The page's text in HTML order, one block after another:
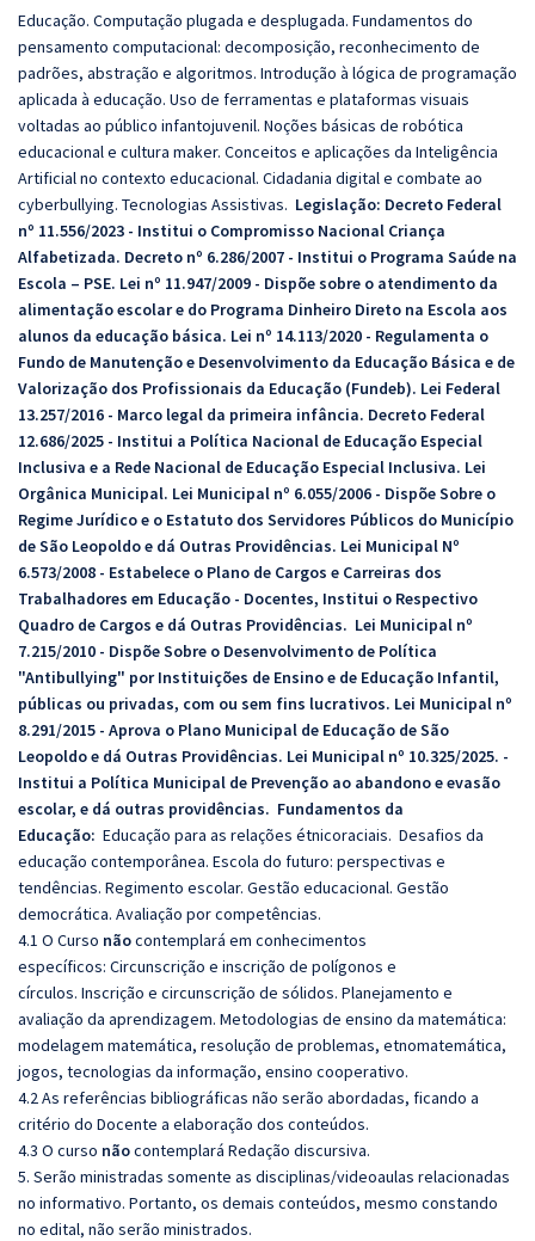
Educação. Computação plugada e desplugada. Fundamentos do
pensamento computacional: decomposição, reconhecimento de
padrões, abstração e algoritmos. Introdução à lógica de programação
aplicada à educação. Uso de ferramentas e plataformas visuais
voltadas ao público infantojuvenil. Noções básicas de robótica
educacional e cultura maker. Conceitos e aplicações da Inteligência
Artificial no contexto educacional. Cidadania digital e combate ao
cyberbullying. Tecnologias Assistivas. Legislação: Decreto Federal
nº 11.556/2023 - Institui o Compromisso Nacional Criança
Alfabetizada. Decreto nº 6.286/2007 - Institui o Programa Saúde na
Escola – PSE. Lei nº 11.947/2009 - Dispõe sobre o atendimento da
alimentação escolar e do Programa Dinheiro Direto na Escola aos
alunos da educação básica. Lei nº 14.113/2020 - Regulamenta o
Fundo de Manutenção e Desenvolvimento da Educação Básica e de
Valorização dos Profissionais da Educação (Fundeb). Lei Federal
13.257/2016 - Marco legal da primeira infância. Decreto Federal
12.686/2025 - Institui a Política Nacional de Educação Especial
Inclusiva e a Rede Nacional de Educação Especial Inclusiva. Lei
Orgânica Municipal. Lei Municipal nº 6.055/2006 - Dispõe Sobre o
Regime Jurídico e o Estatuto dos Servidores Públicos do Município
de São Leopoldo e dá Outras Providências. Lei Municipal Nº
6.573/2008 - Estabelece o Plano de Cargos e Carreiras dos
Trabalhadores em Educação - Docentes, Institui o Respectivo
Quadro de Cargos e dá Outras Providências. Lei Municipal nº
7.215/2010 - Dispõe Sobre o Desenvolvimento de Política
"Antibullying" por Instituições de Ensino e de Educação Infantil,
públicas ou privadas, com ou sem fins lucrativos. Lei Municipal nº
8.291/2015 - Aprova o Plano Municipal de Educação de São
Leopoldo e dá Outras Providências. Lei Municipal nº 10.325/2025. -
Institui a Política Municipal de Prevenção ao abandono e evasão
escolar, e dá outras providências. Fundamentos da
Educação: Educação para as relações étnicoraciais. Desafios da
educação contemporânea. Escola do futuro: perspectivas e
tendências. Regimento escolar. Gestão educacional. Gestão
democrática. Avaliação por competências.
4.1 O Curso nãocontemplará em conhecimentos
específicos: Circunscrição e inscrição de polígonos e
círculos. Inscrição e circunscrição de sólidos. Planejamento e
avaliação da aprendizagem. Metodologias de ensino da matemática:
modelagem matemática, resolução de problemas, etnomatemática,
jogos, tecnologias da informação, ensino cooperativo.
4.2 As referências bibliográficas não serão abordadas, ficando a
critério do Docente a elaboração dos conteúdos.
4.3 O curso nãocontemplará Redação discursiva.
5. Serão ministradas somente as disciplinas/videoaulas relacionadas
no informativo. Portanto, os demais conteúdos, mesmo constando
no edital, não serão ministrados.